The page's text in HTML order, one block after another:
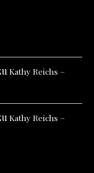
Kathy Reichs –
Kathy Reichs –